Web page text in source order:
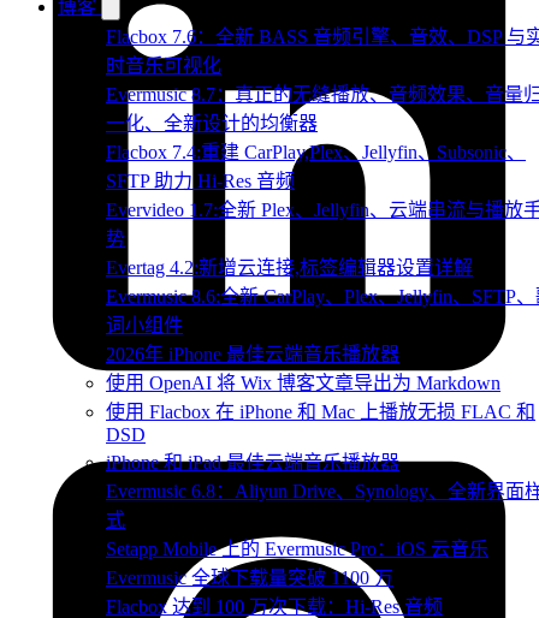
博客
Flacbox 7.6：全新 BASS 音频引擎、音效、DSP 与
时音乐可视化
Evermusic 8.7：真正的无缝播放、音频效果、音量
一化、全新设计的均衡器
Flacbox 7.4:重建 CarPlay,Plex、Jellyfin、Subsonic、
SFTP 助力 Hi-Res 音频
Evervideo 1.7:全新 Plex、Jellyfin、云端串流与播放
势
Evertag 4.2:新增云连接,标签编辑器设置详解
Evermusic 8.6:全新 CarPlay、Plex、Jellyfin、SFTP
词小组件
2026年 iPhone 最佳云端音乐播放器
使用 OpenAI 将 Wix 博客文章导出为 Markdown
使用 Flacbox 在 iPhone 和 Mac 上播放无损 FLAC 和
DSD
iPhone 和 iPad 最佳云端音乐播放器
Evermusic 6.8：Aliyun Drive、Synology、全新界面
式
Setapp Mobile 上的 Evermusic Pro：iOS 云音乐
Evermusic 全球下载量突破 1100 万
Flacbox 达到 100 万次下载：Hi-Res 音频